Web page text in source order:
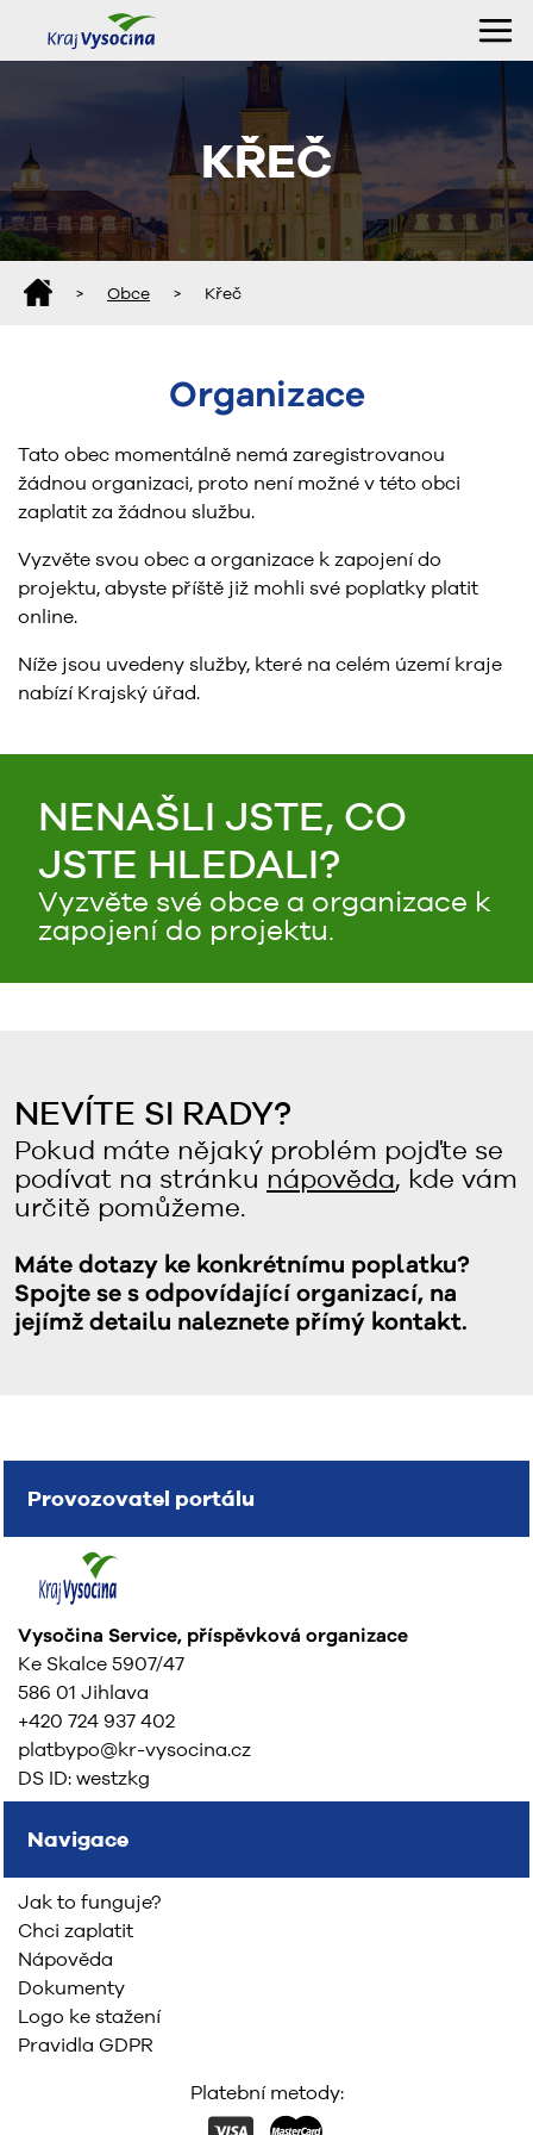
KŘEČ
> Obce > Křeč
Organizace
Tato obec momentálně nemá zaregistrovanou
žádnou organizaci, proto není možné v této obci
zaplatit za žádnou službu.
Vyzvěte svou obec a organizace k zapojení do
projektu, abyste příště již mohli své poplatky platit
online.
Níže jsou uvedeny služby, které na celém území kraje
nabízí Krajský úřad.
NENAŠLI JSTE, CO
JSTE HLEDALI?
Vyzvěte své obce a organizace k
zapojení do projektu.
NEVÍTE SI RADY?
Pokud máte nějaký problém pojďte se
podívat na stránku nápověda, kde vám
určitě pomůžeme.
Máte dotazy ke konkrétnímu poplatku?
Spojte se s odpovídající organizací, na
jejímž detailu naleznete přímý kontakt.
Provozovatel portálu
Vysočina Service, příspěvková organizace
Ke Skalce 5907/47
586 01 Jihlava
+420 724 937 402
platbypo@kr-vysocina.cz
DS ID: westzkg
Navigace
Jak to funguje?
Chci zaplatit
Nápověda
Dokumenty
Logo ke stažení
Pravidla GDPR
Platební metody: